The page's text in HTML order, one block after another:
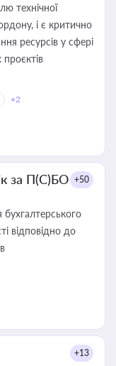
технічної
і є критично
ресурсів у сфері
+2
за П(С)БО +50
бухгалтерського
відповідно до
+13